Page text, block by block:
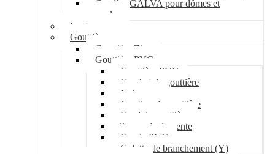
Costière GALVA pour dômes et
coupoles
Lanterneau
Gouttière
Gouttière Zinc
Gouttière PVC
Gouttière PVC
Crochet de gouttière
Naissance
Jonction de gouttière
Fond de gouttière
Tuyau de descente
Coude PVC
Culotte de branchement (Y)